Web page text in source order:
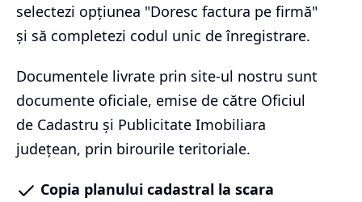
selectezi opțiunea "Doresc factura pe firmă"
și să completezi codul unic de înregistrare.
Documentele livrate prin site-ul nostru sunt
documente oficiale, emise de către Oficiul
de Cadastru și Publicitate Imobiliara
județean, prin birourile teritoriale.
Copia planului cadastral la scara